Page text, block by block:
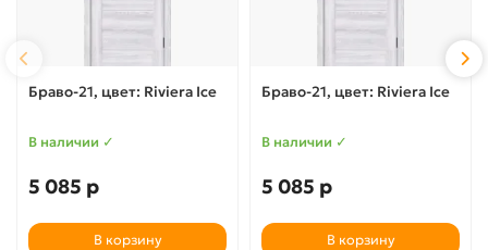
Браво-21, цвет: Riviera Ice
В наличии ✓
5 085 р
В корзину
Браво-21, цвет: Riviera Ice
В наличии ✓
5 085 р
В корзину